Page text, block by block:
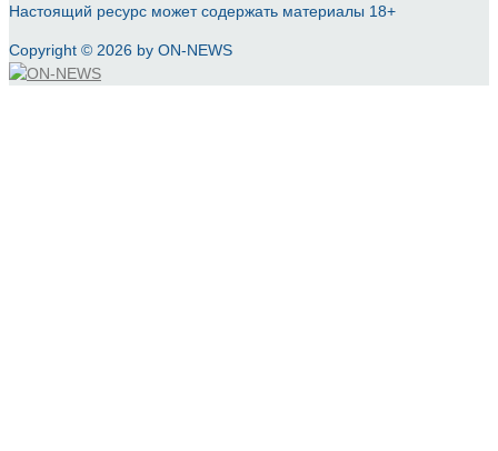
Настоящий ресурс может содержать материалы 18+
Copyright © 2026 by ON-NEWS